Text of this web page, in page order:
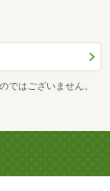
ではございません。